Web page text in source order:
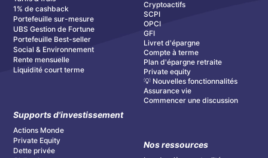
1% de cashback
Portefeuille sur-mesure
UBS Gestion de Fortune
Portefeuille Best-seller
Social & Environnement
Rente mensuelle
Liquidité court terme
Supports d'investissement
Actions Monde
Private Equity
Dette privée
Cryptoactifs
SCPI
OPCI
GFI
Livret d'épargne
Compte à terme
Plan d'épargne retraite
Private equity
💡 Nouvelles fonctionnalités
Assurance vie
Commencer une discussion
Nos ressources